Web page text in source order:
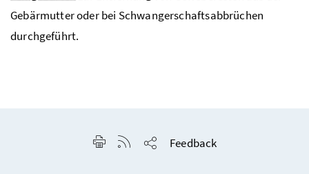
Gebärmutter oder bei Schwangerschaftsabbrüchen
durchgeführt.
Seite drucken
RSS-Feed anzeigen
Feedback